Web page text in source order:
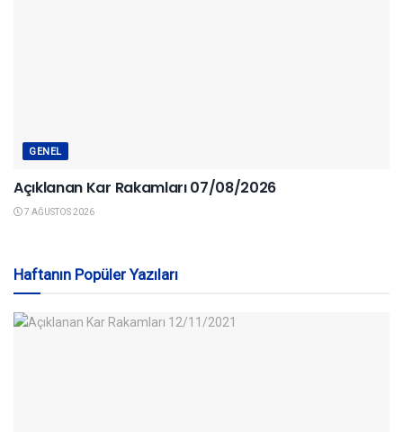
GENEL
Açıklanan Kar Rakamları 07/08/2026
7 AĞUSTOS 2026
Haftanın Popüler Yazıları